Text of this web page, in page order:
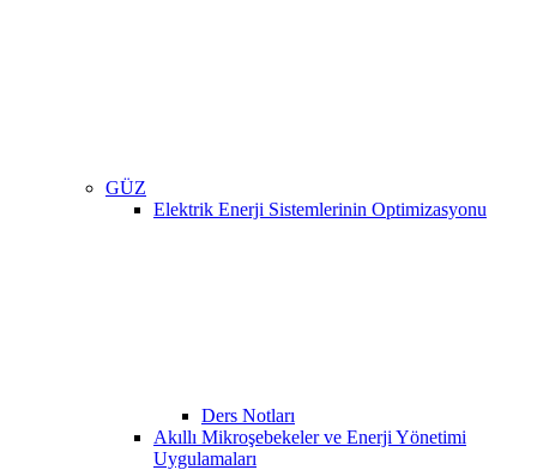
GÜZ
Elektrik Enerji Sistemlerinin Optimizasyonu
Ders Notları
Akıllı Mikroşebekeler ve Enerji Yönetimi
Uygulamaları